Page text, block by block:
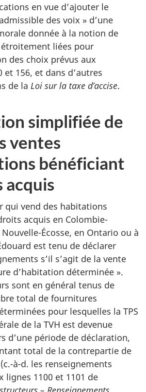
en vue d’ajouter le
des voix » d’une
donnée à la notion de
liées pour
des choix prévus aux
et 156, et dans d’autres
de la Loi sur la taxe d’accise.
simplifiée de
ventes
bénéficiant
acquis
qui vend des habitations
acquis en Colombie-
Écosse, en Ontario ou à
est tenu de déclarer
s’il s’agit de la vente
d’habitation déterminée ».
sont en général tenus de
total de fournitures
pour lesquelles la TPS
de la TVH est devenue
d’une période de déclaration,
total de la contrepartie de
à-d. les renseignements
lignes 1100 et 1101 de